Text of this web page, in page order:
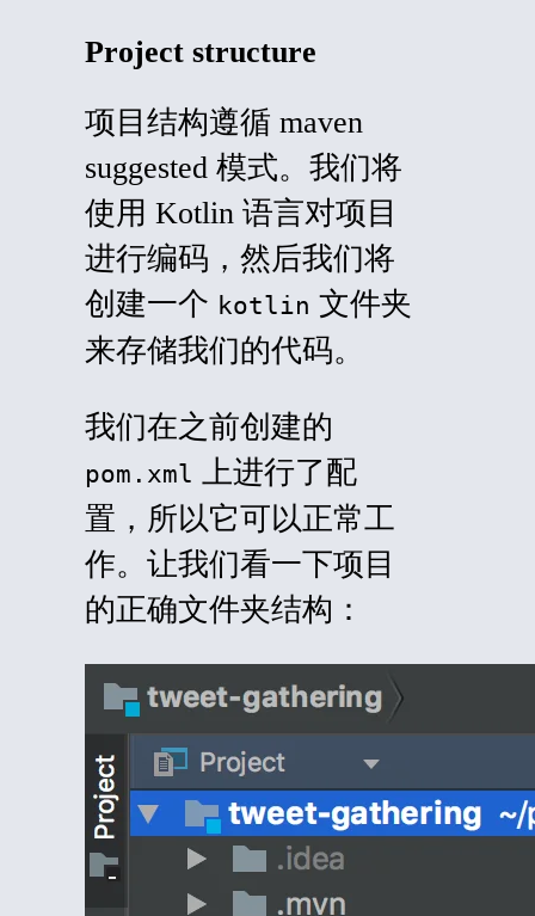
Project structure
项目结构遵循 maven
suggested 模式。我们将
使用 Kotlin 语言对项目
进行编码，然后我们将
创建一个 kotlin 文件夹
来存储我们的代码。
我们在之前创建的
pom.xml 上进行了配
置，所以它可以正常工
作。让我们看一下项目
的正确文件夹结构：